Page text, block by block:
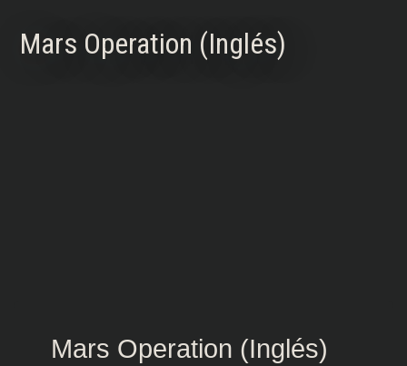
Mars Operation (Inglés)
Mars Operation (Inglés)